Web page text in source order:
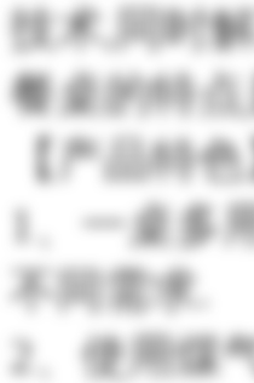
技术,同时
餐桌的特
【产品特色
1、一桌多
不同需求.
2、使用煤